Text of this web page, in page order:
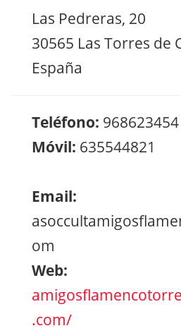
Las Pedreras, 20
30565 Las Torres de
España
Teléfono: 968623454
Móvil: 635544821
Email:
om
Web:
.com/